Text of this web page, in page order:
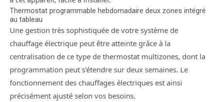
Thermostat programmable hebdomadaire deux zones intégré
au tableau
Une gestion très sophistiquée de votre système de
chauffage électrique peut être atteinte grâce à la
centralisation de ce type de thermostat multizones, dont la
programmation peut s’étendre sur deux semaines. Le
fonctionnement des chauffages électriques est ainsi
précisément ajusté selon vos besoins.